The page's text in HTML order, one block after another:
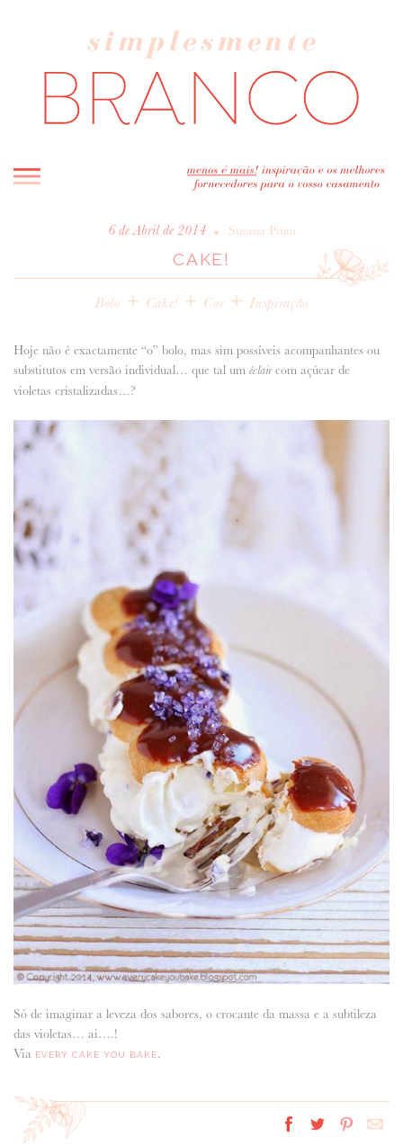
INICIO
BLOG
CASAVA-ME AQUI!
ANUNCIE CONNOSCO
6 de Abril de 2014 • Susana Pinto
CAKE!
Bolo + Cake! + Cor +Inspiração
Hoje não é exactamente “o” bolo, mas sim possíveis acompanhantes ou
substitutos em versão individual… que tal um éclaircom açúcar de
violetas cristalizadas…?
Só de imaginar a leveza dos sabores, o crocante da massa e a subtileza
das violetas… ai….!
Via
EVERY CAKE YOU BAKE.